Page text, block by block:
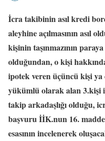
İcra takibinin asıl kredi
aleyhine açılmasının asıl
kişinin taşınmazının
olduğundan, o kişi
ipotek veren üçüncü kişi ya
yükümlü olarak alan 3.kişi
takip arkadaşlığı olduğu,
başvuru İİK.nun 16.
esasının incelenerek